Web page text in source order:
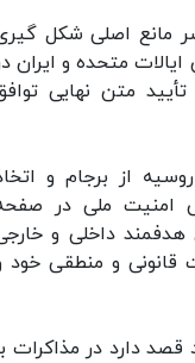
مانع اصلی شکل گیری
متحده و ایران در
متن نهایی توافق
از برجام و اتخاذ
امنیت ملی در صفحه
داخلی و خارجی
و منطقی خود و
دارد در مذاکرات با